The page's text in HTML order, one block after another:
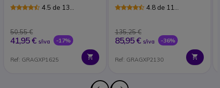
4.5 de 13
50,55 €
41,95 € s/iva -17%
Ref: GRAGXP1625
4.8 de 11
135,25 €
85,95 € s/iva -36%
Ref: GRAGXP2130